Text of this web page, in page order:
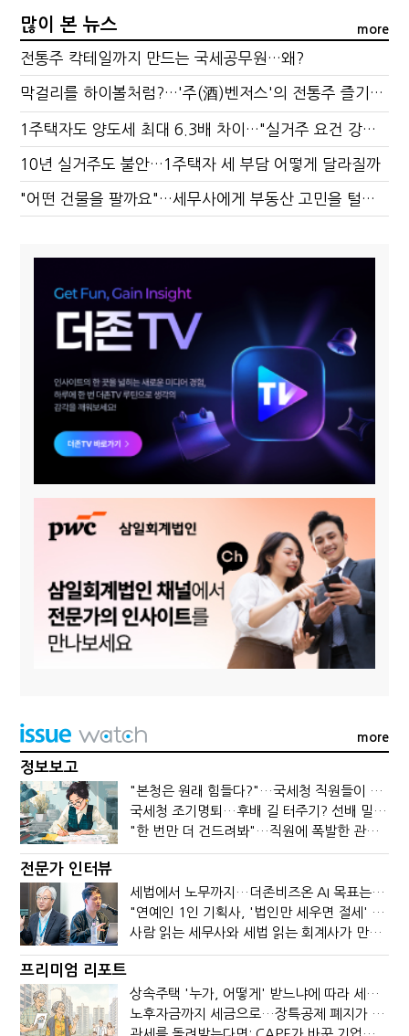
많이 본 뉴스 more
전통주 칵테일까지 만드는 국세공무원…왜?
막걸리를 하이볼처럼?…'주(酒)벤저스'의 전통주 즐기는 법
1주택자도 양도세 최대 6.3배 차이…"실거주 요건 강화하자"
10년 실거주도 불안…1주택자 세 부담 어떻게 달라질까
"어떤 건물을 팔까요"…세무사에게 부동산 고민을 털어놓는 이유
more
정보보고
"본청은 원래 힘들다?"…국세청 직원들이 떠나는 이유
국세청 조기명퇴…후배 길 터주기? 선배 밀어내기?
"한 번만 더 건드려봐"…직원에 폭발한 관세청장, 왜?
전문가 인터뷰
세법에서 노무까지…더존비즈온 AI 목표는 '전문가의 시간'
"연예인 1인 기획사, '법인만 세우면 절세' 시대 끝났다"
사람 읽는 세무사와 세법 읽는 회계사가 만나면?
프리미엄 리포트
상속주택 '누가, 어떻게' 받느냐에 따라 세금이 달라진다
노후자금까지 세금으로…장특공제 폐지가 부를 조세의 역설